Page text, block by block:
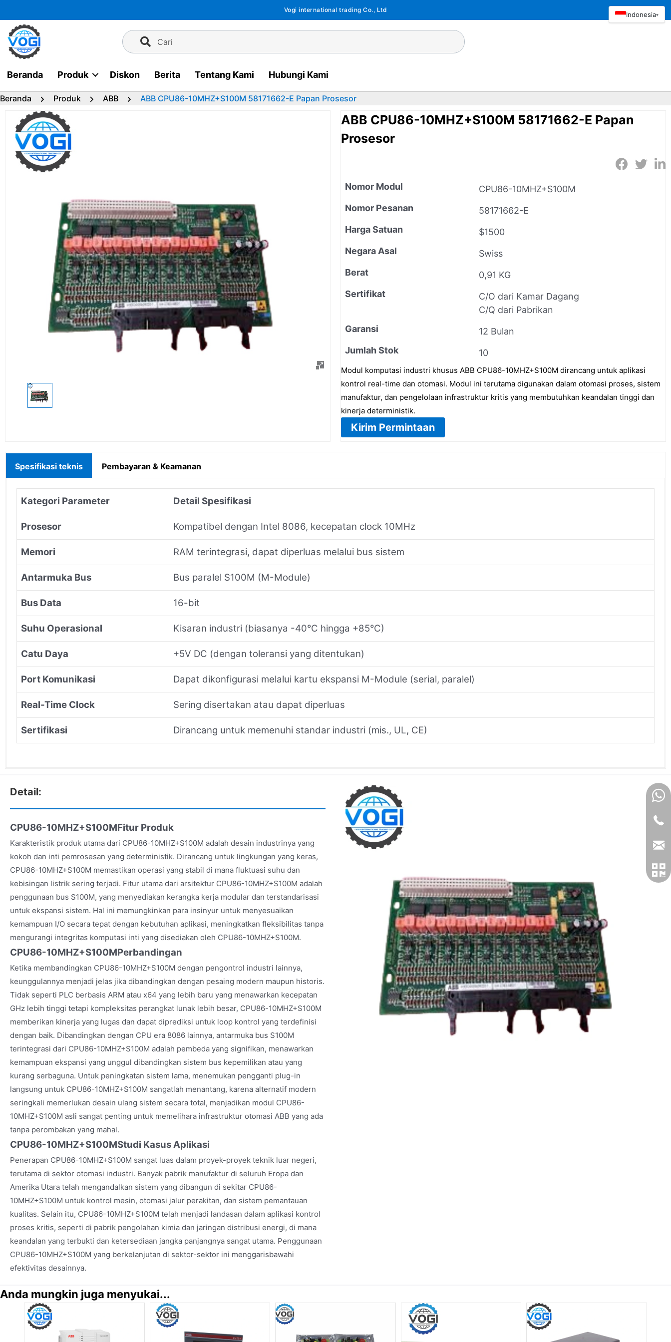
ke
konten
Vogi international trading Co., Ltd
Cari
Beranda Produk Diskon Berita Tentang Kami Hubungi Kami
Beranda Produk ABB ABB CPU86-10MHZ+S100M 58171662-E Papan Prosesor
ABB CPU86-10MHZ+S100M 58171662-E Papan
Prosesor
Nomor Modul
CPU86-10MHZ+S100M
Nomor Pesanan
58171662-E
Harga Satuan
$1500
Negara Asal
Swiss
Berat
0,91 KG
Sertifikat
C/O dari Kamar Dagang
C/Q dari Pabrikan
Garansi
12 Bulan
Jumlah Stok
10
Modul komputasi industri khusus ABB CPU86-10MHZ+S100M dirancang untuk aplikasi
kontrol real-time dan otomasi. Modul ini terutama digunakan dalam otomasi proses, sistem
manufaktur, dan pengelolaan infrastruktur kritis yang membutuhkan keandalan tinggi dan
kinerja deterministik.
Kirim Permintaan
Spesifikasi teknis Pembayaran & Keamanan
Kategori Parameter Detail Spesifikasi
Prosesor Kompatibel dengan Intel 8086, kecepatan clock 10MHz
Memori RAM terintegrasi, dapat diperluas melalui bus sistem
Antarmuka Bus Bus paralel S100M (M-Module)
Bus Data 16-bit
Suhu Operasional Kisaran industri (biasanya -40°C hingga +85°C)
Catu Daya +5V DC (dengan toleransi yang ditentukan)
Port Komunikasi Dapat dikonfigurasi melalui kartu ekspansi M-Module (serial, paralel)
Real-Time Clock Sering disertakan atau dapat diperluas
Sertifikasi Dirancang untuk memenuhi standar industri (mis., UL, CE)
Detail:
CPU86-10MHZ+S100MFitur Produk
Karakteristik produk utama dari CPU86-10MHZ+S100M adalah desain industrinya yang
kokoh dan inti pemrosesan yang deterministik. Dirancang untuk lingkungan yang keras,
CPU86-10MHZ+S100M memastikan operasi yang stabil di mana fluktuasi suhu dan
kebisingan listrik sering terjadi. Fitur utama dari arsitektur CPU86-10MHZ+S100M adalah
penggunaan bus S100M, yang menyediakan kerangka kerja modular dan terstandarisasi
untuk ekspansi sistem. Hal ini memungkinkan para insinyur untuk menyesuaikan
kemampuan I/O secara tepat dengan kebutuhan aplikasi, meningkatkan fleksibilitas tanpa
mengurangi integritas komputasi inti yang disediakan oleh CPU86-10MHZ+S100M.
CPU86-10MHZ+S100MPerbandingan
Ketika membandingkan CPU86-10MHZ+S100M dengan pengontrol industri lainnya,
keunggulannya menjadi jelas jika dibandingkan dengan pesaing modern maupun historis.
Tidak seperti PLC berbasis ARM atau x64 yang lebih baru yang menawarkan kecepatan
GHz lebih tinggi tetapi kompleksitas perangkat lunak lebih besar, CPU86-10MHZ+S100M
memberikan kinerja yang lugas dan dapat diprediksi untuk loop kontrol yang terdefinisi
dengan baik. Dibandingkan dengan CPU era 8086 lainnya, antarmuka bus S100M
terintegrasi dari CPU86-10MHZ+S100M adalah pembeda yang signifikan, menawarkan
kemampuan ekspansi yang unggul dibandingkan sistem bus kepemilikan atau yang
kurang serbaguna. Untuk peningkatan sistem lama, menemukan pengganti plug-in
langsung untuk CPU86-10MHZ+S100M sangatlah menantang, karena alternatif modern
seringkali memerlukan desain ulang sistem secara total, menjadikan modul CPU86-
10MHZ+S100M asli sangat penting untuk memelihara infrastruktur otomasi ABB yang ada
tanpa perombakan yang mahal.
CPU86-10MHZ+S100MStudi Kasus Aplikasi
Penerapan CPU86-10MHZ+S100M sangat luas dalam proyek-proyek teknik luar negeri,
terutama di sektor otomasi industri. Banyak pabrik manufaktur di seluruh Eropa dan
Amerika Utara telah mengandalkan sistem yang dibangun di sekitar CPU86-
10MHZ+S100M untuk kontrol mesin, otomasi jalur perakitan, dan sistem pemantauan
kualitas. Selain itu, CPU86-10MHZ+S100M telah menjadi landasan dalam aplikasi kontrol
proses kritis, seperti di pabrik pengolahan kimia dan jaringan distribusi energi, di mana
keandalan yang terbukti dan ketersediaan jangka panjangnya sangat utama. Penggunaan
CPU86-10MHZ+S100M yang berkelanjutan di sektor-sektor ini menggarisbawahi
efektivitas desainnya.
Anda mungkin juga menyukai...
Indonesia▾